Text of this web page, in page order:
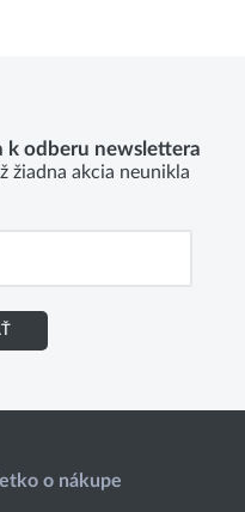
k odberu newslettera
žiadna akcia neunikla
o nákupe